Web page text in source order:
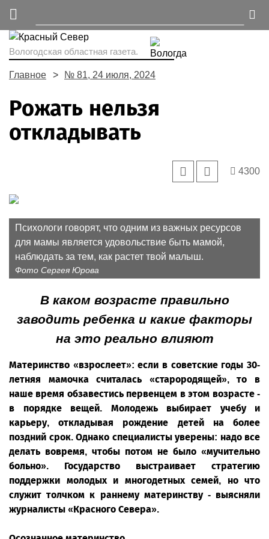
Вологодская областная газета.
Главное № 81, 24 июля, 2024
Рожать нельзя
откладывать
4300
Психологи говорят, что одним из важных ресурсов
для мамы является удовольствие быть мамой,
наблюдать за тем, как растет твой малыш.
Фото Сергея Юрова
В каком возрасте правильно
заводить ребенка и какие факторы
на это реально влияют
Материнство «взрослеет»: если в советские годы 30-
летняя мамочка считалась «старородящей», то в
наше время обзавестись первенцем в этом возрасте -
в порядке вещей. Молодежь выбирает учебу и
карьеру, откладывая рождение детей на более
поздний срок. Однако специалисты уверены: надо все
делать вовремя, чтобы потом не было «мучительно
больно». Государство выстраивает стратегию
поддержки молодых и многодетных семей, но что
служит толчком к раннему материнству - выясняли
журналисты «Красного Севера».